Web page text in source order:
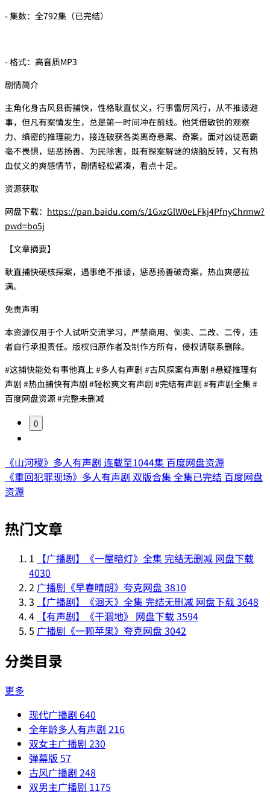
- 集数：全792集（已完结）
- 格式：高音质MP3
剧情简介
主角化身古风县衙捕快，性格耿直仗义，行事雷厉风行，从不推诿避
事，但凡有案情发生，总是第一时间冲在前线。他凭借敏锐的观察
力、缜密的推理能力，接连破获各类离奇悬案、奇案，面对凶徒恶霸
毫不畏惧，惩恶扬善、为民除害，既有探案解谜的烧脑反转，又有热
血仗义的爽感情节，剧情轻松紧凑，看点十足。
资源获取
网盘下载： https://pan.baidu.com/s/1GxzGlW0eLFkj4PfnyChrmw?
pwd=bo5j
【文章摘要】
耿直捕快硬核探案，遇事绝不推诿，惩恶扬善破奇案，热血爽感拉
满。
免责声明
本资源仅用于个人试听交流学习，严禁商用、倒卖、二改、二传，违
者自行承担责任。版权归原作者及制作方所有，侵权请联系删除。
#这捕快能处有事他真上 #多人有声剧 #古风探案有声剧 #悬疑推理有
声剧 #热血捕快有声剧 #轻松爽文有声剧 #完结有声剧 #有声剧全集 #
百度网盘资源 #完整未删减
0
《山河稷》多人有声剧 连载至1044集 百度网盘资源
《重回犯罪现场》多人有声剧 双版合集 全集已完结 百度网盘
资源
热门文章
1
【广播剧】《一屋暗灯》全集 完结无删减 网盘下载
4030
2 广播剧《早春晴朗》夸克网盘3810
3
【广播剧】《洄天》全集 完结无删减 网盘下载3648
4 【有声剧】《干涸地》 网盘下载3594
5 广播剧《一颗苹果》夸克网盘3042
分类目录
更多
现代广播剧 640
全年龄多人有声剧 216
双女主广播剧 230
弹幕版 57
古风广播剧 248
双男主广播剧 1175